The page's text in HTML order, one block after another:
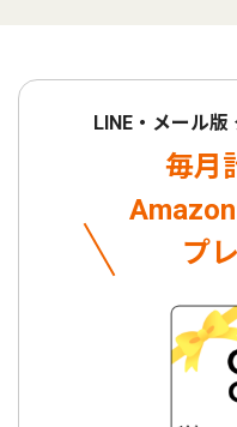
LINE・メール
毎月
プ